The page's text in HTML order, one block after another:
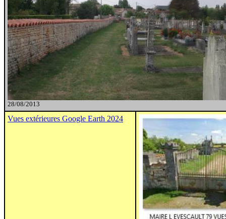
28/08/2013
Vues extérieures Google Earth 2024